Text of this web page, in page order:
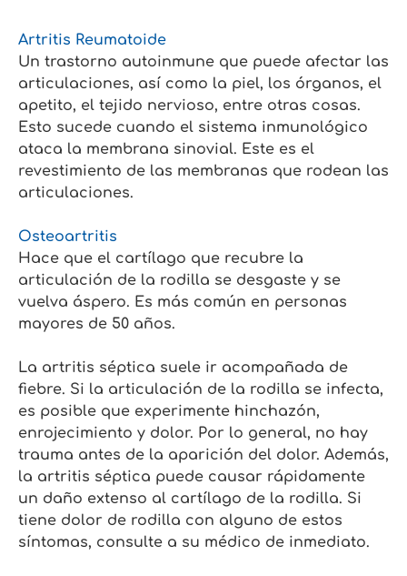
Artritis Reumatoide
Un trastorno autoinmune que puede afectar las
articulaciones, así como la piel, los órganos, el
apetito, el tejido nervioso, entre otras cosas.
Esto sucede cuando el sistema inmunológico
ataca la membrana sinovial. Este es el
revestimiento de las membranas que rodean las
articulaciones.
Osteoartritis
Hace que el cartílago que recubre la
articulación de la rodilla se desgaste y se
vuelva áspero. Es más común en personas
mayores de 50 años.
La artritis séptica suele ir acompañada de
fiebre. Si la articulación de la rodilla se infecta,
es posible que experimente hinchazón,
enrojecimiento y dolor. Por lo general, no hay
trauma antes de la aparición del dolor. Además,
la artritis séptica puede causar rápidamente
un daño extenso al cartílago de la rodilla. Si
tiene dolor de rodilla con alguno de estos
síntomas, consulte a su médico de inmediato.